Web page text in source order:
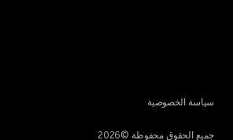
سياسة الخصوصية
جميع الحقوق محفوظة ©2026